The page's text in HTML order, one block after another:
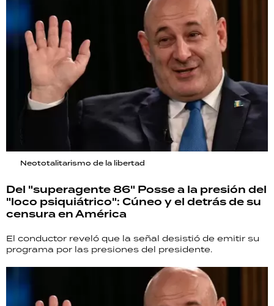
Neototalitarismo de la libertad
Del "superagente 86" Posse a la presión del
"loco psiquiátrico": Cúneo y el detrás de su
censura en América
El conductor reveló que la señal desistió de emitir su
programa por las presiones del presidente.